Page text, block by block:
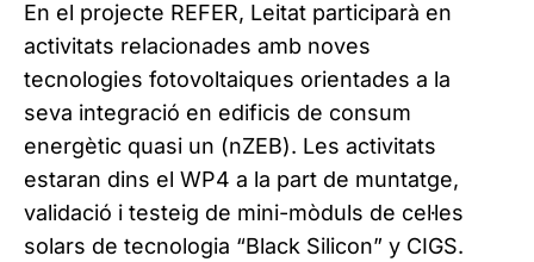
En el projecte REFER, Leitat participarà en
activitats relacionades amb noves
tecnologies fotovoltaiques orientades a la
seva integració en edificis de consum
energètic quasi un (nZEB). Les activitats
estaran dins el WP4 a la part de muntatge,
validació i testeig de mini-mòduls de cel·les
solars de tecnologia “Black Silicon” y CIGS.